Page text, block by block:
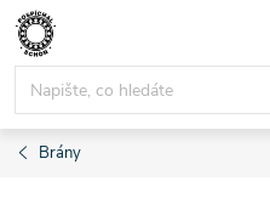
Přejít
obsah
Brány